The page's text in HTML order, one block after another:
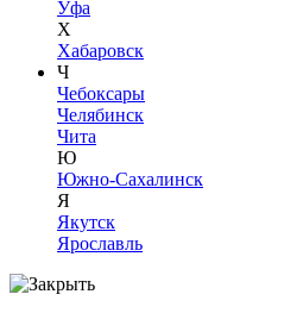
Уфа
Х
Хабаровск
Ч
Чебоксары
Челябинск
Чита
Ю
Южно-Сахалинск
Я
Якутск
Ярославль